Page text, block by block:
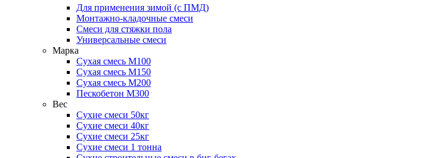
Для применения зимой (с ПМД)
Монтажно-кладочные смеси
Смеси для стяжки пола
Универсальные смеси
Марка
Сухая смесь М100
Сухая смесь М150
Сухая смесь М200
Пескобетон М300
Вес
Сухие смеси 50кг
Сухие смеси 40кг
Сухие смеси 25кг
Сухие смеси 1 тонна